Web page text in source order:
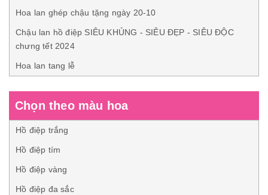
Hoa lan ghép chậu tặng ngày 20-10
Chậu lan hồ điệp SIÊU KHỦNG - SIÊU ĐẸP - SIÊU ĐỘC
chưng tết 2024
Hoa lan tang lễ
Chọn theo màu hoa
Hồ điệp trắng
Hồ điệp tím
Hồ điệp vàng
Hồ điệp đa sắc